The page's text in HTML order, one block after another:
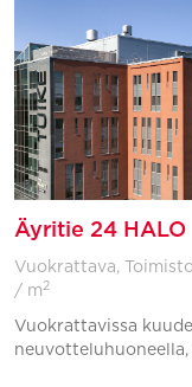
Äyritie 24 HALO
Vuokrattava,
/ m 2
Vuokrattavissa
neuvotteluhuoneella,